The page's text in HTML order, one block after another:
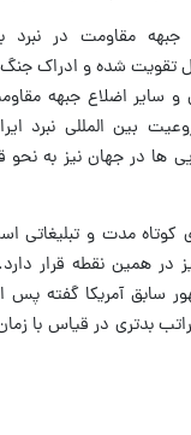
مقاومت در نبرد با
شده و ادراک جنگ
و سایر اضلاع جبهه
بین المللی نبرد
ها در جهان نیز به نحو
کوتاه مدت و
در همین نقطه قرار
سابق آمریکا گفته پس از
بدتری در قیاس با